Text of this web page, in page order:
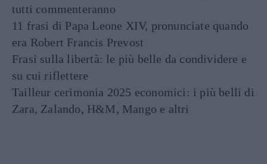
tutti commenteranno
11 frasi di Papa Leone XIV, pronunciate quando
era Robert Francis Prevost
Frasi sulla libertà: le più belle da condividere e
su cui riflettere
Tailleur cerimonia 2025 economici: i più belli di
Zara, Zalando, H&M, Mango e altri